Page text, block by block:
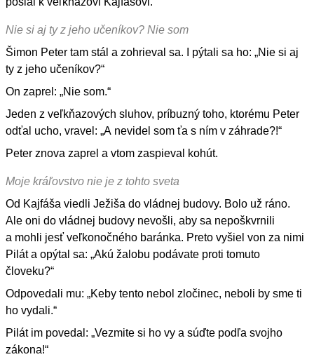
Nie si aj ty z jeho učeníkov? Nie som
Šimon Peter tam stál a zohrieval sa. I pýtali sa ho: „Nie si aj
ty z jeho učeníkov?“
On zaprel: „Nie som.“
Jeden z veľkňazových sluhov, príbuzný toho, ktorému Peter
odťal ucho, vravel: „A nevidel som ťa s ním v záhrade?!“
Peter znova zaprel a vtom zaspieval kohút.
Moje kráľovstvo nie je z tohto sveta
Od Kajfáša viedli Ježiša do vládnej budovy. Bolo už ráno.
Ale oni do vládnej budovy nevošli, aby sa nepoškvrnili
a mohli jesť veľkonočného baránka. Preto vyšiel von za nimi
Pilát a opýtal sa: „Akú žalobu podávate proti tomuto
človeku?“
Odpovedali mu: „Keby tento nebol zločinec, neboli by sme ti
ho vydali.“
Pilát im povedal: „Vezmite si ho vy a súďte podľa svojho
zákona!“